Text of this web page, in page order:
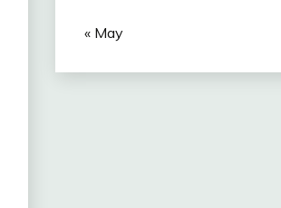
« May